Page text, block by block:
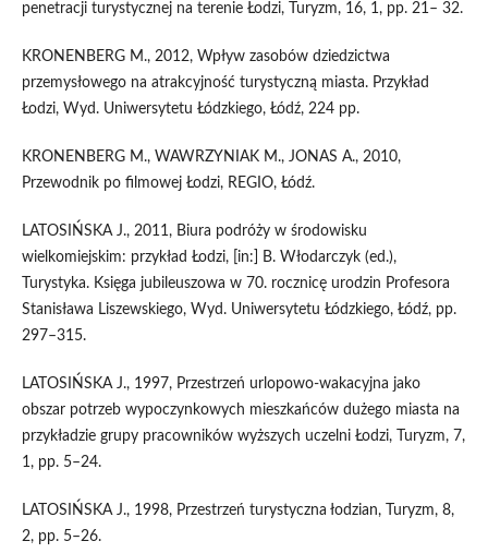
penetracji turystycznej na terenie Łodzi, Turyzm, 16, 1, pp. 21– 32.
KRONENBERG M., 2012, Wpływ zasobów dziedzictwa
przemysłowego na atrakcyjność turystyczną miasta. Przykład
Łodzi, Wyd. Uniwersytetu Łódzkiego, Łódź, 224 pp.
KRONENBERG M., WAWRZYNIAK M., JONAS A., 2010,
Przewodnik po filmowej Łodzi, REGIO, Łódź.
LATOSIŃSKA J., 2011, Biura podróży w środowisku
wielkomiejskim: przykład Łodzi, [in:] B. Włodarczyk (ed.),
Turystyka. Księga jubileuszowa w 70. rocznicę urodzin Profesora
Stanisława Liszewskiego, Wyd. Uniwersytetu Łódzkiego, Łódź, pp.
297–315.
LATOSIŃSKA J., 1997, Przestrzeń urlopowo-wakacyjna jako
obszar potrzeb wypoczynkowych mieszkańców dużego miasta na
przykładzie grupy pracowników wyższych uczelni Łodzi, Turyzm, 7,
1, pp. 5–24.
LATOSIŃSKA J., 1998, Przestrzeń turystyczna łodzian, Turyzm, 8,
2, pp. 5–26.